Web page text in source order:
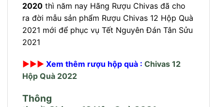
2020 thì năm nay Hãng Rượu Chivas đã cho
ra đời mẫu sản phẩm Rượu Chivas 12 Hộp Quà
2021 mới để phục vụ Tết Nguyên Đán Tân Sửu
2021
►►► Xem thêm rượu hộp quà : Chivas 12
Hộp Quà 2022
Thông